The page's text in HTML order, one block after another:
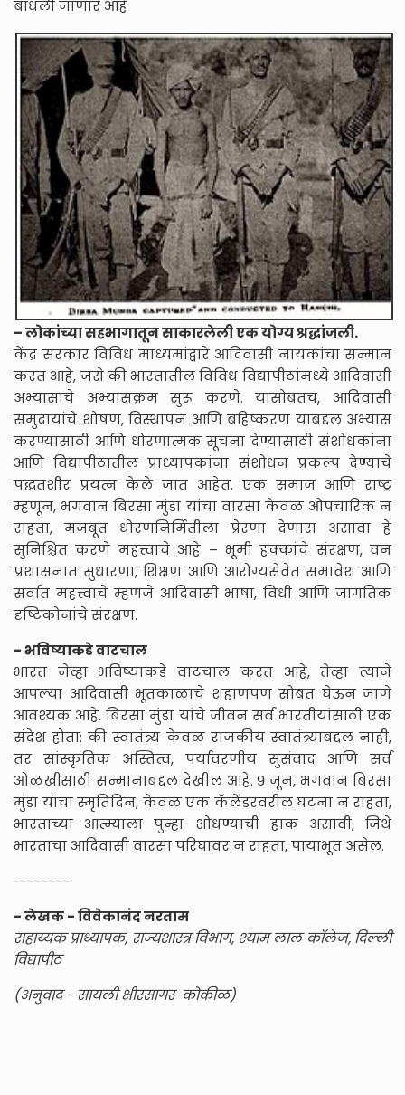
बांधली जाणार आहे
– लोकांच्या सहभागातून साकारलेली एक योग्य श्रद्धांजली.
केंद्र सरकार विविध माध्यमांद्वारे आदिवासी नायकांचा सन्मान
करत आहे, जसे की भारतातील विविध विद्यापीठांमध्ये आदिवासी
अभ्यासाचे अभ्यासक्रम सुरू करणे. यासोबतच, आदिवासी
समुदायांचे शोषण, विस्थापन आणि बहिष्करण याबद्दल अभ्यास
करण्यासाठी आणि धोरणात्मक सूचना देण्यासाठी संशोधकांना
आणि विद्यापीठातील प्राध्यापकांना संशोधन प्रकल्प देण्याचे
पद्धतशीर प्रयत्न केले जात आहेत. एक समाज आणि राष्ट्र
म्हणून, भगवान बिरसा मुंडा यांचा वारसा केवळ औपचारिक न
राहता, मजबूत धोरणनिर्मितीला प्रेरणा देणारा असावा हे
सुनिश्चित करणे महत्त्वाचे आहे – भूमी हक्कांचे संरक्षण, वन
प्रशासनात सुधारणा, शिक्षण आणि आरोग्यसेवेत समावेश आणि
सर्वात महत्त्वाचे म्हणजे आदिवासी भाषा, विधी आणि जागतिक
दृष्टिकोनांचे संरक्षण.
- भविष्याकडे वाटचाल
भारत जेव्हा भविष्याकडे वाटचाल करत आहे, तेव्हा त्याने
आपल्या आदिवासी भूतकाळाचे शहाणपण सोबत घेऊन जाणे
आवश्यक आहे. बिरसा मुंडा यांचे जीवन सर्व भारतीयांसाठी एक
संदेश होता: की स्वातंत्र्य केवळ राजकीय स्वातंत्र्याबद्दल नाही,
तर सांस्कृतिक अस्तित्व, पर्यावरणीय सुसंवाद आणि सर्व
ओळखींसाठी सन्मानाबद्दल देखील आहे. ९ जून, भगवान बिरसा
मुंडा यांचा स्मृतिदिन, केवळ एक कॅलेंडरवरील घटना न राहता,
भारताच्या आत्म्याला पुन्हा शोधण्याची हाक असावी, जिथे
भारताचा आदिवासी वारसा परिघावर न राहता, पायाभूत असेल.
--------
- लेखक - विवेकानंद नरताम
सहाय्यक प्राध्यापक, राज्यशास्त्र विभाग, श्याम लाल कॉलेज, दिल्ली
विद्यापीठ
(अनुवाद - सायली क्षीरसागर-कोकीळ)